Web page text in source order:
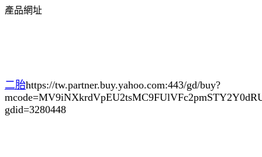
產品網址
二胎https://tw.partner.buy.yahoo.com:443/gd/buy?
gdid=3280448